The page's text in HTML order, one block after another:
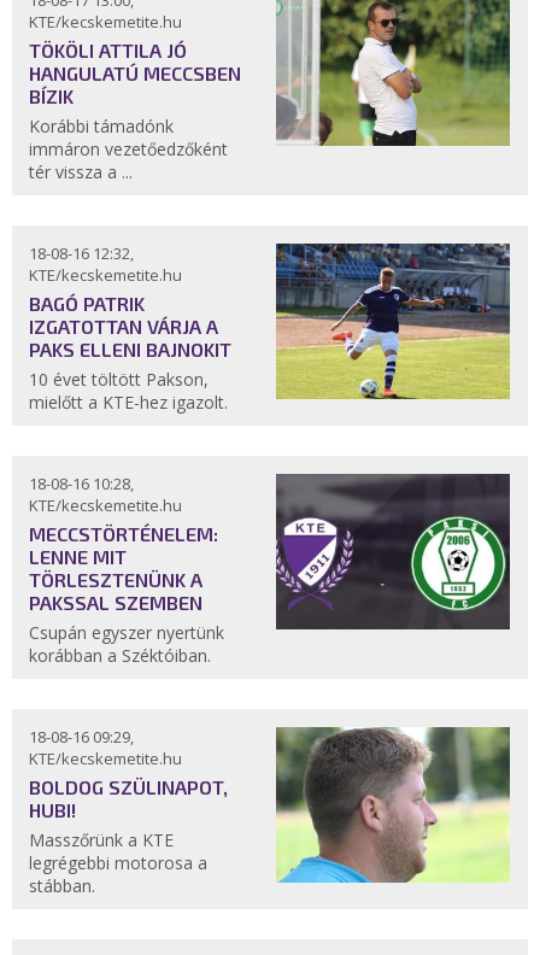
KTE/kecskemetite.hu
TÖKÖLI ATTILA JÓ
HANGULATÚ MECCSBEN
BÍZIK
Korábbi támadónk
immáron vezetőedzőként
tér vissza a ...
18-08-16 12:32,
KTE/kecskemetite.hu
BAGÓ PATRIK
IZGATOTTAN VÁRJA A
PAKS ELLENI BAJNOKIT
10 évet töltött Pakson,
mielőtt a KTE-hez igazolt.
18-08-16 10:28,
KTE/kecskemetite.hu
MECCSTÖRTÉNELEM:
LENNE MIT
TÖRLESZTENÜNK A
PAKSSAL SZEMBEN
Csupán egyszer nyertünk
korábban a Széktóiban.
18-08-16 09:29,
KTE/kecskemetite.hu
BOLDOG SZÜLINAPOT,
HUBI!
Masszőrünk a KTE
legrégebbi motorosa a
stábban.